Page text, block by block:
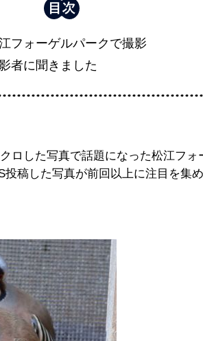
フォーゲルパークで撮影
者に聞きました
ロした写真で話題になった松江フォ
投稿した写真が前回以上に注目を集